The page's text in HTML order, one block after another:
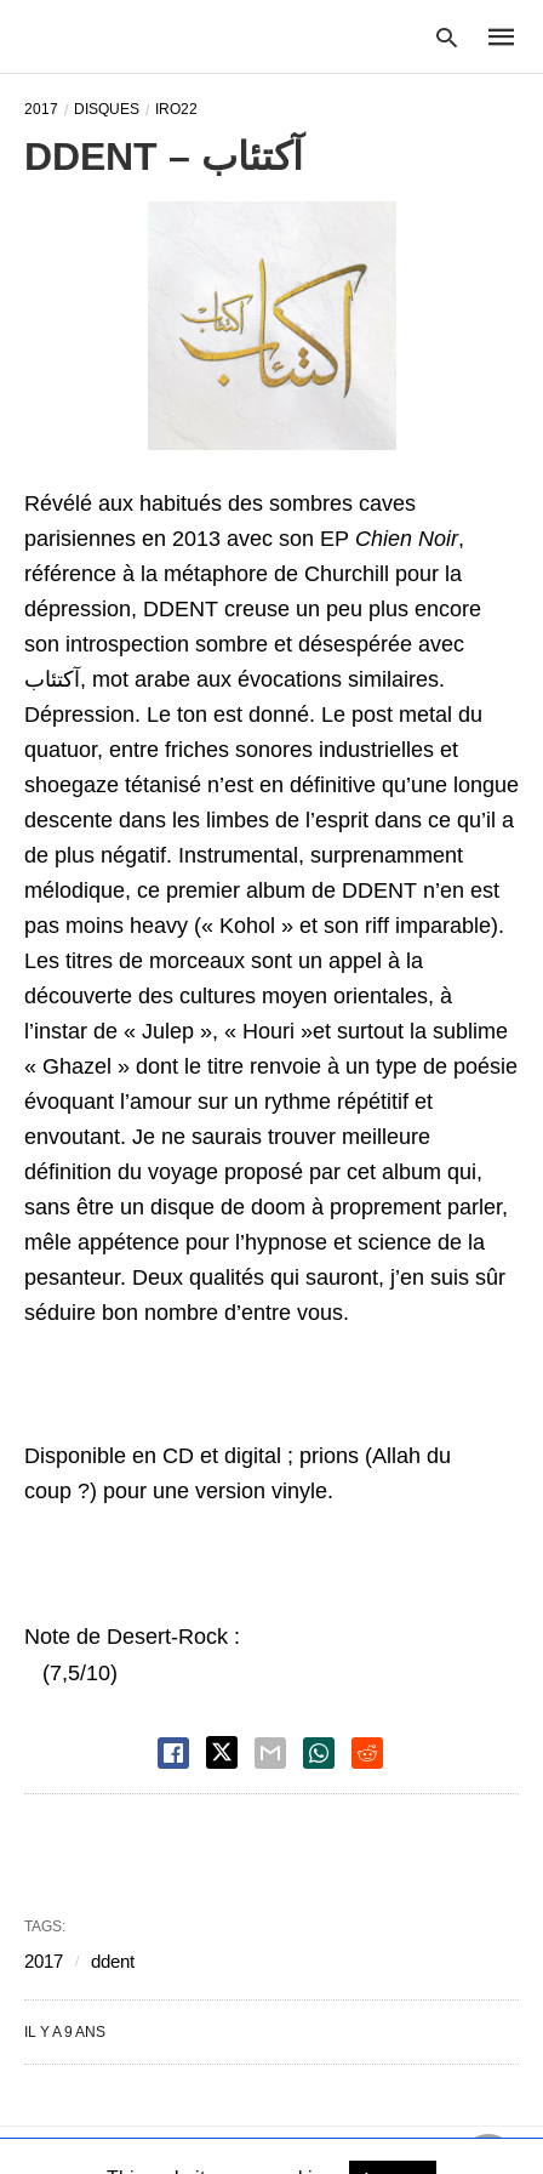
2017 DISQUES IRO22
DDENT – آكتئاب
Révélé aux habitués des sombres caves
parisiennes en 2013 avec son EP Chien Noir,
référence à la métaphore de Churchill pour la
dépression, DDENT creuse un peu plus encore
son introspection sombre et désespérée avec
آكتئاب, mot arabe aux évocations similaires.
Dépression. Le ton est donné. Le post metal du
quatuor, entre friches sonores industrielles et
shoegaze tétanisé n’est en définitive qu’une longue
descente dans les limbes de l’esprit dans ce qu’il a
de plus négatif. Instrumental, surprenamment
mélodique, ce premier album de DDENT n’en est
pas moins heavy (« Kohol » et son riff imparable).
Les titres de morceaux sont un appel à la
découverte des cultures moyen orientales, à
l’instar de « Julep », « Houri »et surtout la sublime
« Ghazel » dont le titre renvoie à un type de poésie
évoquant l’amour sur un rythme répétitif et
envoutant. Je ne saurais trouver meilleure
définition du voyage proposé par cet album qui,
sans être un disque de doom à proprement parler,
mêle appétence pour l’hypnose et science de la
pesanteur. Deux qualités qui sauront, j’en suis sûr
séduire bon nombre d’entre vous.
Disponible en CD et digital ; prions (Allah du
coup ?) pour une version vinyle.
Note de Desert-Rock :
(7,5/10)
TAGS:
2017 ddent
IL Y A 9 ANS